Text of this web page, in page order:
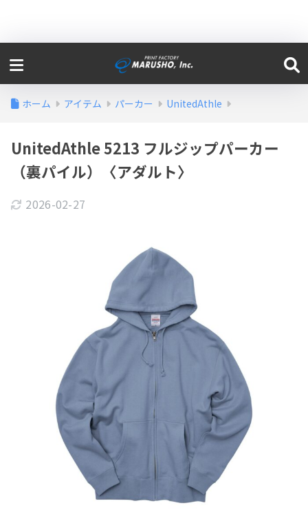
ホーム アイテム パーカー UnitedAthle
UnitedAthle 5213 フルジップパーカー
（裏パイル）〈アダルト〉
2026-02-27